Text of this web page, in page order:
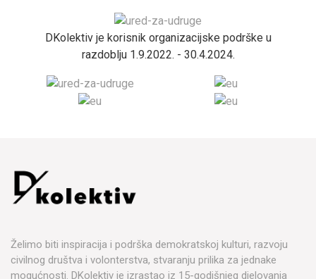
DKolektiv je korisnik organizacijske podrške u
razdoblju 1.9.2022. - 30.4.2024.
Želimo biti inspiracija i podrška demokratskoj kulturi, razvoju
civilnog društva i volonterstva, stvaranju prilika za jednake
mogućnosti. DKolektiv je izrastao iz 15-godišnjeg djelovanja